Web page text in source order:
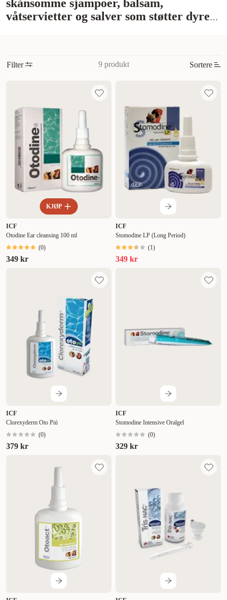
skånsomme sjampoer, balsam,
våtservietter og salver som støtter dyrets
Filter 9 produkt Sortere
Høyest pris
Lavest pris
Tilbud
KJØP
ICF
Otodine Ear cleansing 100 ml
(0)
349 kr
ICF
Stomodine LP (Long Period)
(1)
349 kr
ICF
Clorexyderm Oto Piú
(0)
379 kr
ICF
Stomodine Intensive Oralgel
(0)
329 kr